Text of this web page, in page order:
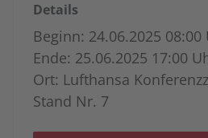
Details
Beginn: 24.06.2025 08:00
Ende: 25.06.2025 17:00
Ort: Lufthansa
Stand Nr. 7